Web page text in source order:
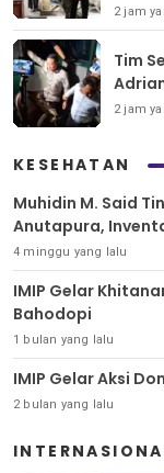
2 jam
Tim
2 jam
KESEHATAN
Muhidin M. Said
Anutapura,
4 minggu yang lalu
IMIP Gelar
Bahodopi
1 bulan yang lalu
IMIP Gelar Aksi
2 bulan yang lalu